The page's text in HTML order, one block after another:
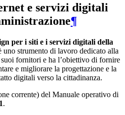
e servizi digitali
¶
per i siti e i servizi digitali della
uno strumento di lavoro dedicato alla
fornitori e ha l’obiettivo di fornire
e migliorare la progettazione e la
digitali verso la cittadinanza.
corrente) del Manuale operativo di
.